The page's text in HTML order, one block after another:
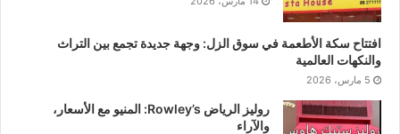
افتتاح سكة الأطعمة في سوق الزل: وجهة جديدة تجمع بين التراث
والنكهات العالمية
5 مارس، 2026
روليز الرياض Rowley’s: المنيو مع الأسعار،
والآراء